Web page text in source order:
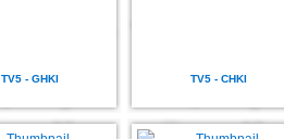
TV5 - GHKI TV5 - CHKI